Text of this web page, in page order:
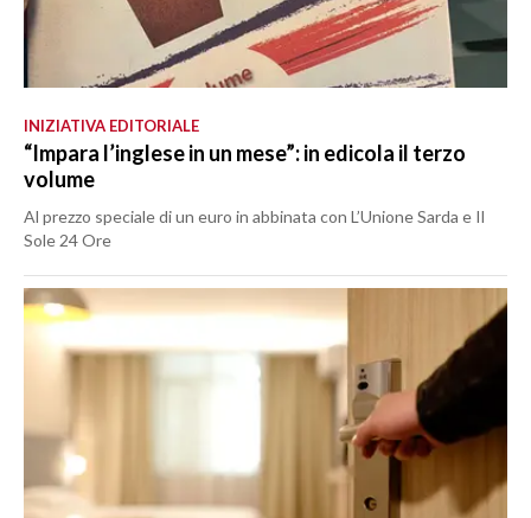
INIZIATIVA EDITORIALE
“Impara l’inglese in un mese”: in edicola il terzo
volume
Al prezzo speciale di un euro in abbinata con L’Unione Sarda e Il
Sole 24 Ore